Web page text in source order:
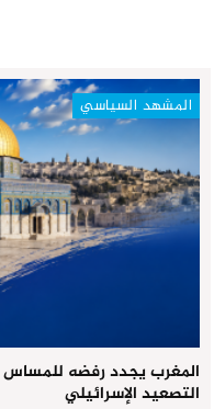
المشهد السياسي
المغرب يجدد رفضه
التصعيد الإسرائيلي